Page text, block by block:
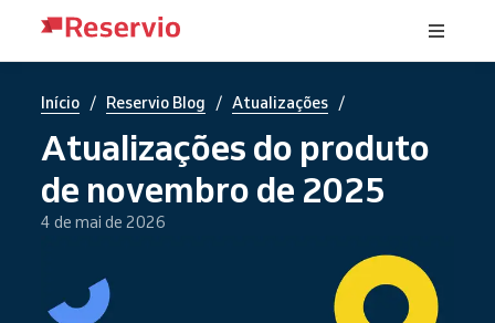
Início / Reservio Blog / Atualizações /
Atualizações do produto
de novembro de 2025
4 de mai de 2026